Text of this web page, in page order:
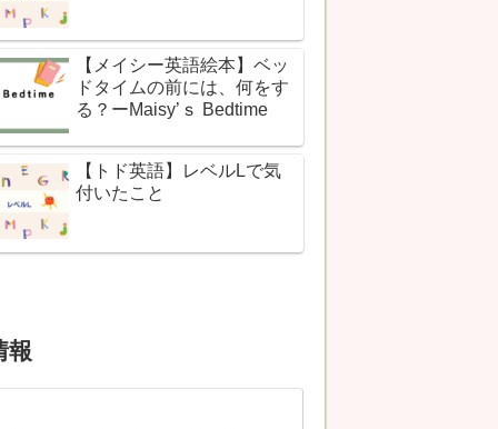
【メイシー英語絵本】ベッ
ドタイムの前には、何をす
る？ーMaisy’ｓ Bedtime
【トド英語】レベルLで気
付いたこと
報